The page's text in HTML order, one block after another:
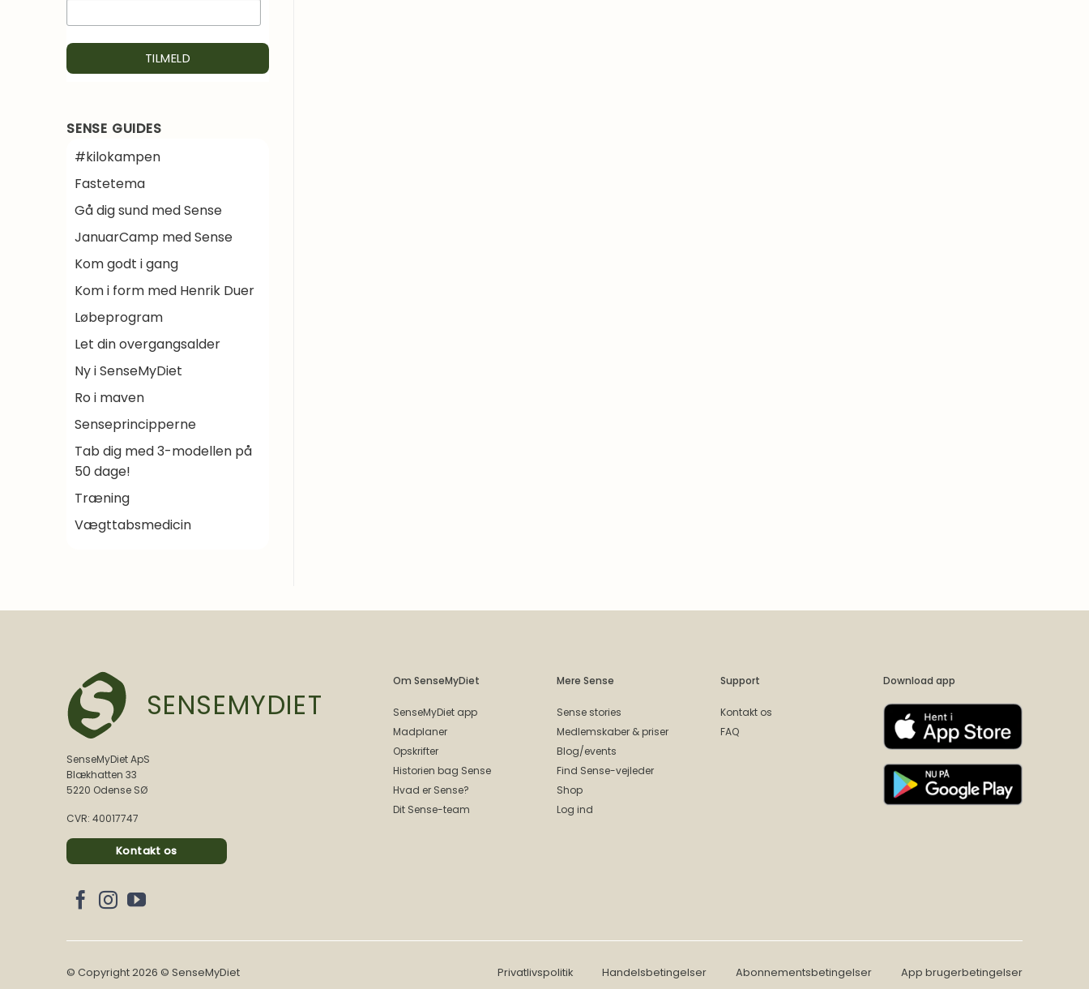
SENSE GUIDES
#kilokampen
Fastetema
Gå dig sund med Sense
JanuarCamp med Sense
Kom godt i gang
Kom i form med Henrik Duer
Løbeprogram
Let din overgangsalder
Ny i SenseMyDiet
Ro i maven
Senseprincipperne
Tab dig med 3-modellen på
50 dage!
Træning
Vægttabsmedicin
SENSEMYDIET
SenseMyDiet ApS
Blækhatten 33
5220 Odense SØ
CVR: 40017747
Kontakt os
Om SenseMyDiet
SenseMyDiet app
Madplaner
Opskrifter
Historien bag Sense
Hvad er Sense?
Dit Sense-team
Mere Sense
Sense stories
Medlemskaber & priser
Blog/events
Find Sense-vejleder
Shop
Log ind
Support
Kontakt os
FAQ
Download app
© Copyright 2026 © SenseMyDiet Privatlivspolitik Handelsbetingelser Abonnementsbetingelser App brugerbetingelser